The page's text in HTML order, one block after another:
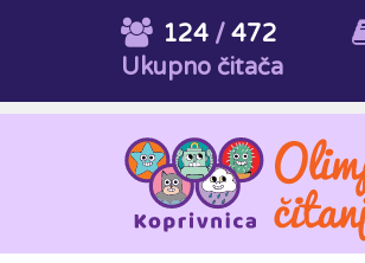
124/ 472
Ukupno čitača